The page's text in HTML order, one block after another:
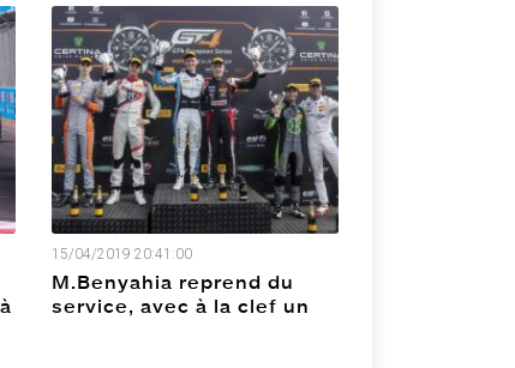
15/04/2019 20:41:00
M.Benyahia reprend du
service, avec à la clef un